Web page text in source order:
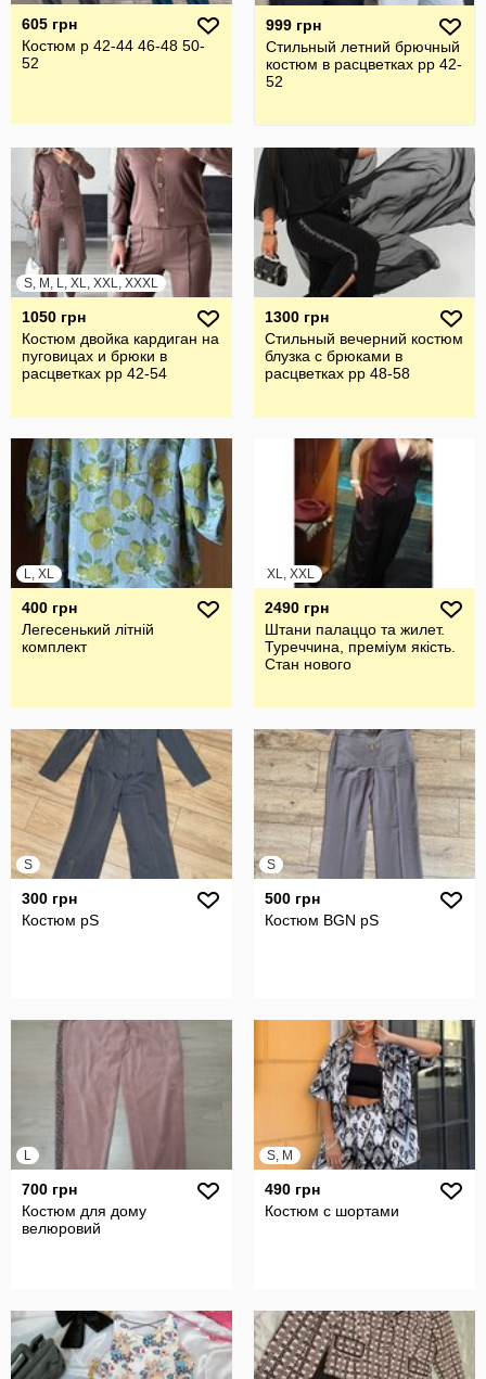
605 грн
Костюм р 42-44 46-48 50-
52
999 грн
Стильный летний брючный
костюм в расцветках рр 42-
52
S, M, L, XL, XXL, XXXL
1050 грн
Костюм двойка кардиган на
пуговицах и брюки в
расцветках рр 42-54
1300 грн
Стильный вечерний костюм
блузка с брюками в
расцветках рр 48-58
L, XL
400 грн
Легесенький літній
комплект
XL, XXL
2490 грн
Штани палаццо та жилет.
Туреччина, преміум якість.
Стан нового
S
300 грн
Костюм рS
S
500 грн
Костюм BGN pS
L
700 грн
Костюм для дому
велюровий
S, M
490 грн
Костюм с шортами